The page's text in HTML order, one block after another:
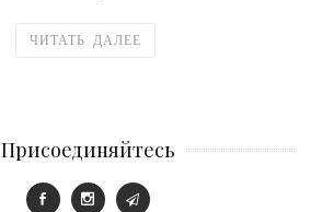
ЧИТАТЬ ДАЛЕЕ
Присоединяйтесь